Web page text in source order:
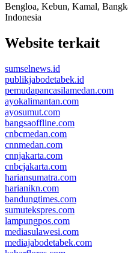
Bengloa, Kebun, Kamal,
Indonesia
Website terkait
sumselnews.id
publikjabodetabek.id
pemudapancasilamedan.com
ayokalimantan.com
ayosumut.com
bangsaoffline.com
cnbcmedan.com
cnnmedan.com
cnnjakarta.com
cnbcjakarta.com
hariansumatra.com
harianikn.com
bandungtimes.com
sumutekspres.com
lampungpos.com
mediasulawesi.com
mediajabodetabek.com